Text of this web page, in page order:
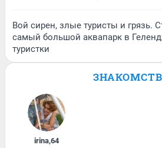
Вой сирен, злые туристы и грязь.
самый большой аквапарк в
туристки
irina,64